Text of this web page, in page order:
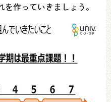
作っていきましょう。